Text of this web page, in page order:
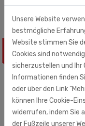
ÄHNLICHE PRODUKTE
Unsere Website
bestmögliche
Website stimmen Sie
Cookies sind
sicherzustellen und Ihr
Informationen finden
oder über den Link
können Ihre Cookie-
widerrufen, indem Sie
der Fußzeile unserer